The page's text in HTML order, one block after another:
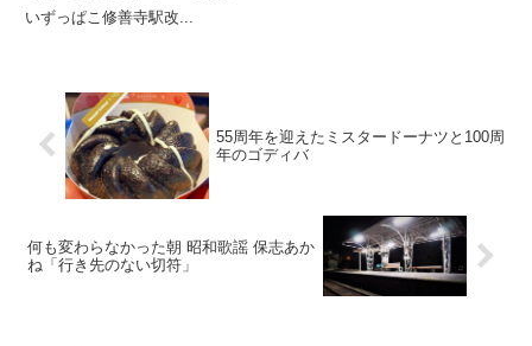
司
いずっぱこ修善寺駅改...
55周年を迎えたミスタードーナツと100周
年のゴディバ
何も変わらなかった朝 昭和歌謡 保志あか
ね「行き先のない切符」